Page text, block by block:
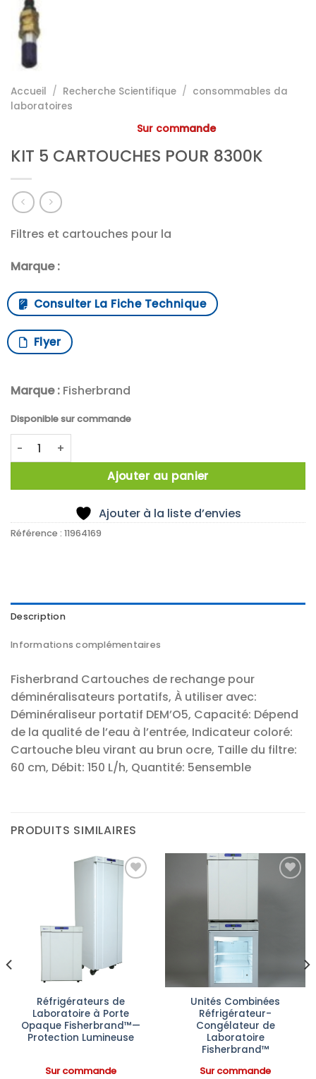
Accueil / Recherche Scientifique / consommables da
laboratoires
Sur commande
KIT 5 CARTOUCHES POUR 8300K
Filtres et cartouches pour la
Marque :
Consulter La Fiche Technique
Flyer
Marque : Fisherbrand
Disponible sur commande
quantité de KIT 5 CARTOUCHES POUR 8300K
Ajouter au panier
Ajouter à la liste d’envies
Référence : 11964169
Description
Informations complémentaires
Fisherbrand Cartouches de rechange pour
déminéralisateurs portatifs, À utiliser avec:
Déminéraliseur portatif DEM’O5, Capacité: Dépend
de la qualité de l’eau à l’entrée, Indicateur coloré:
Cartouche bleu virant au brun ocre, Taille du filtre:
60 cm, Débit: 150 L/h, Quantité: 5ensemble
PRODUITS SIMILAIRES
Réfrigérateurs de
Laboratoire à Porte
Opaque Fisherbrand™—
Protection Lumineuse
Sur commande
Unités Combinées
Réfrigérateur-
Congélateur de
Laboratoire
Fisherbrand™
Sur commande